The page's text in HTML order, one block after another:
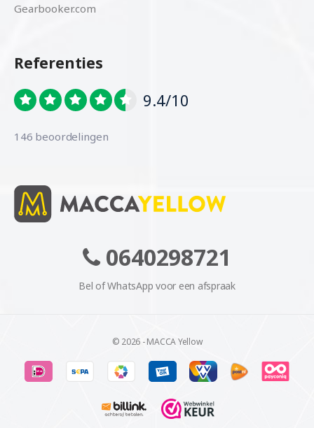
Gearbooker.com
Referenties
9.4/10
146 beoordelingen
0640298721
Bel of WhatsApp voor een afspraak
© 2026 - MACCA Yellow